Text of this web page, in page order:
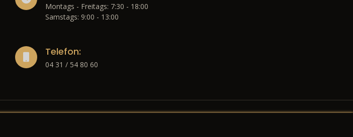
Montags - Freitags: 7:30 - 18:00
Samstags: 9:00 - 13:00
Telefon:
04 31 / 54 80 60